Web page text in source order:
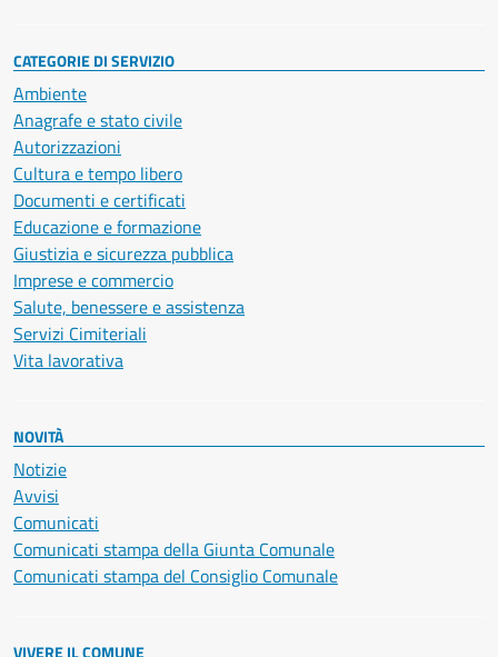
CATEGORIE DI SERVIZIO
Ambiente
Anagrafe e stato civile
Autorizzazioni
Cultura e tempo libero
Documenti e certificati
Educazione e formazione
Giustizia e sicurezza pubblica
Imprese e commercio
Salute, benessere e assistenza
Servizi Cimiteriali
Vita lavorativa
NOVITÀ
Notizie
Avvisi
Comunicati
Comunicati stampa della Giunta Comunale
Comunicati stampa del Consiglio Comunale
VIVERE IL COMUNE